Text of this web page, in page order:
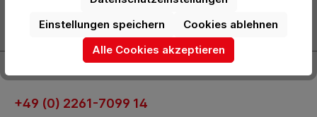
Zur Newsletter Anmeldung
+49 (0) 2261-7099 14
Cookies ablehnen
Einstellungen speichern
Alle Cookies akzeptieren